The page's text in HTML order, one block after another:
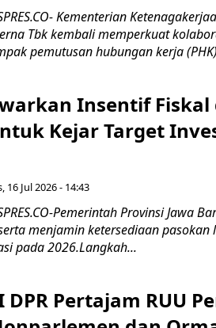
Kementerian
Tbk kembali memperkuat
pemutusan hubungan kerja
Insentif Fiskal
Kejar Target
16 Jul 2026 - 14:43
Pemerintah Provinsi Jawa
menjamin ketersediaan
pada 2026.Langkah...
DPR Pertajam RUU